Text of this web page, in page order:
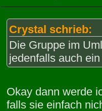
Crystal schrieb:
Die Gruppe im
jedenfalls auch
Okay dann werde
falls sie einfach